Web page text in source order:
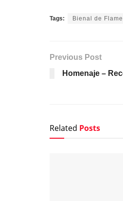
Tags: Bienal de
Previous Post
Homenaje –
Related Posts